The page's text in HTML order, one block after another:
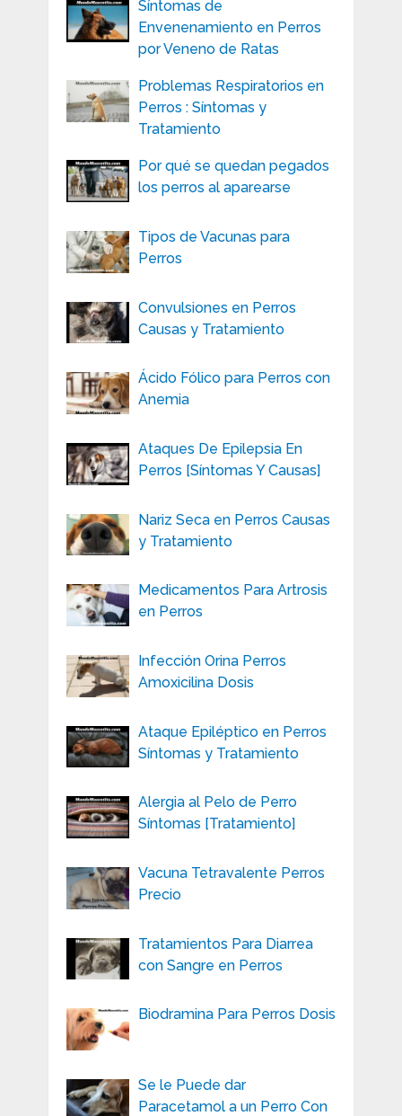
Síntomas de
Envenenamiento en Perros
por Veneno de Ratas
Problemas Respiratorios en
Perros : Síntomas y
Tratamiento
Por qué se quedan pegados
los perros al aparearse
Tipos de Vacunas para
Perros
Convulsiones en Perros
Causas y Tratamiento
Ácido Fólico para Perros con
Anemia
Ataques De Epilepsia En
Perros [Síntomas Y Causas]
Nariz Seca en Perros Causas
y Tratamiento
Medicamentos Para Artrosis
en Perros
Infección Orina Perros
Amoxicilina Dosis
Ataque Epiléptico en Perros
Síntomas y Tratamiento
Alergia al Pelo de Perro
Síntomas [Tratamiento]
Vacuna Tetravalente Perros
Precio
Tratamientos Para Diarrea
con Sangre en Perros
Biodramina Para Perros Dosis
Se le Puede dar
Paracetamol a un Perro Con